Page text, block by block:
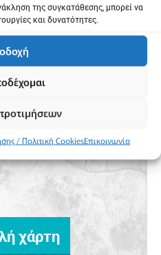
της συγκατάθεσης, μπορεί να
και δυνατότητες.
/ Πολιτική CookiesΕπικοινωνία
μου
χάρτη